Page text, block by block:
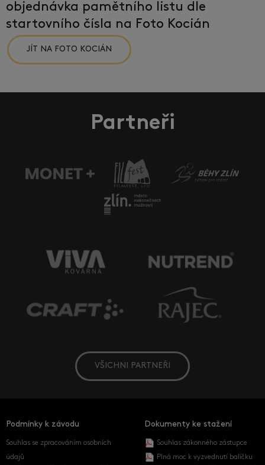
objednávka pamětního listu dle
startovního čísla na Foto Kocián
JÍT NA FOTO KOCIÁN
Partneři
VŠICHNI PARTNEŘI
Podmínky k závodu
Souhlas se zpracováním osobních
údajů
Dokumenty ke stažení
Souhlas zákonného zástupce
Plná moc k vyzvednutí balíčku